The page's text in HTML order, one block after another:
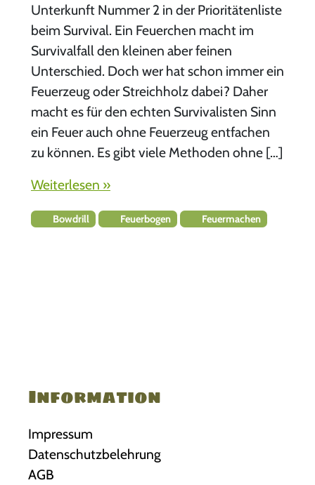
Unterkunft Nummer 2 in der Prioritätenliste
beim Survival. Ein Feuerchen macht im
Survivalfall den kleinen aber feinen
Unterschied. Doch wer hat schon immer ein
Feuerzeug oder Streichholz dabei? Daher
macht es für den echten Survivalisten Sinn
ein Feuer auch ohne Feuerzeug entfachen
zu können. Es gibt viele Methoden ohne […]
Weiterlesen »
Bowdrill Feuerbogen Feuermachen
Information
Impressum
Datenschutzbelehrung
AGB